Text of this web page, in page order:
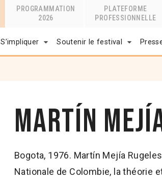
PROGRAMMATION
2026
PLATEFORME
PROFESSIONNELLE
S’impliquer Soutenir le festival
Martín
Bogota, 1976. Martín Mejía
Nationale de Colombie, la théorie